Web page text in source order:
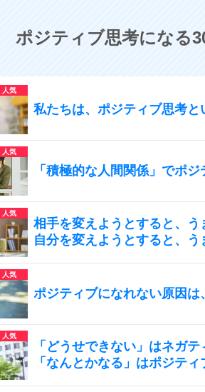
ポジティブ思考になる
私たちは、ポジティブ思考と
「積極的な人間関係」でポジ
相手を変えようとすると、う
自分を変えようとすると、う
ポジティブになれない原因は
「どうせできない」はネガテ
「なんとかなる」はポジティ